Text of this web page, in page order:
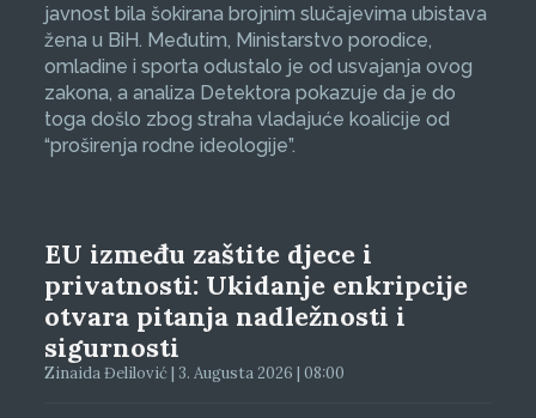
javnost bila šokirana brojnim slučajevima ubistava
žena u BiH. Međutim, Ministarstvo porodice,
omladine i sporta odustalo je od usvajanja ovog
zakona, a analiza Detektora pokazuje da je do
toga došlo zbog straha vladajuće koalicije od
“proširenja rodne ideologije”.
EU između zaštite djece i
privatnosti: Ukidanje enkripcije
otvara pitanja nadležnosti i
sigurnosti
Zinaida Đelilović | 3. Augusta 2026 | 08:00